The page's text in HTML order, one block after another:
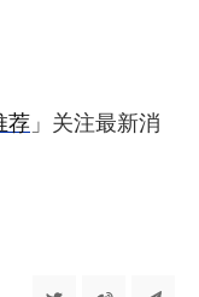
荐 」关注最新消